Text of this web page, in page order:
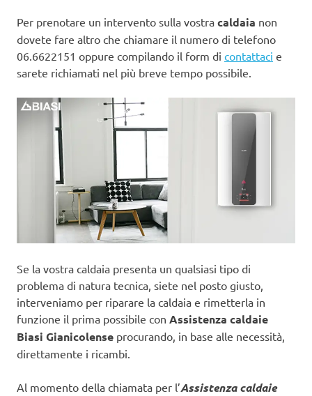
Per prenotare un intervento sulla vostra caldaia non
dovete fare altro che chiamare il numero di telefono
06.6622151 oppure compilando il form di contattaci e
sarete richiamati nel più breve tempo possibile.
Se la vostra caldaia presenta un qualsiasi tipo di
problema di natura tecnica, siete nel posto giusto,
interveniamo per riparare la caldaia e rimetterla in
funzione il prima possibile con Assistenza caldaie
Biasi Gianicolense procurando, in base alle necessità,
direttamente i ricambi.
Al momento della chiamata per l’Assistenza caldaie